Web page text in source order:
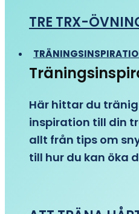
TRE TRX-
Här hittar du
inspiration till din
allt från tips om
till hur du kan öka